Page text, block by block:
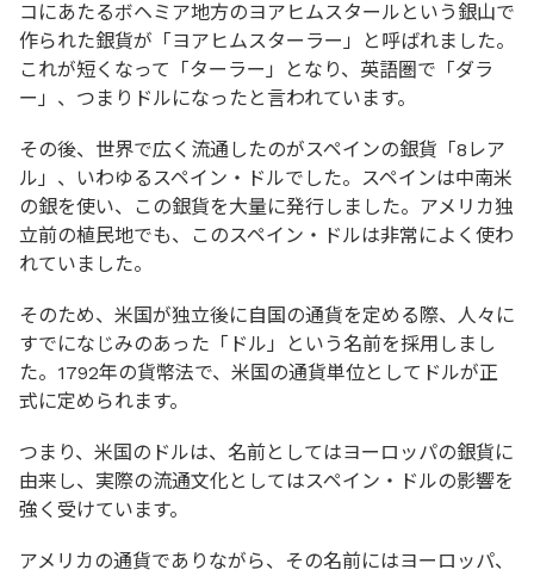
コにあたるボヘミア地方のヨアヒムスタールという銀山で
作られた銀貨が「ヨアヒムスターラー」と呼ばれました。
これが短くなって「ターラー」となり、英語圏で「ダラ
ー」、つまりドルになったと言われています。
その後、世界で広く流通したのがスペインの銀貨「8レア
ル」、いわゆるスペイン・ドルでした。スペインは中南米
の銀を使い、この銀貨を大量に発行しました。アメリカ独
立前の植民地でも、このスペイン・ドルは非常によく使わ
れていました。
そのため、米国が独立後に自国の通貨を定める際、人々に
すでになじみのあった「ドル」という名前を採用しまし
た。1792年の貨幣法で、米国の通貨単位としてドルが正
式に定められます。
つまり、米国のドルは、名前としてはヨーロッパの銀貨に
由来し、実際の流通文化としてはスペイン・ドルの影響を
強く受けています。
アメリカの通貨でありながら、その名前にはヨーロッパ、